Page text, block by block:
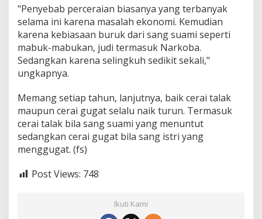
h
u
n
S
e
b
u
m
n
y
a
"Penyebab perceraian biasanya yang terbanyak
selama ini karena masalah ekonomi. Kemudian
karena kebiasaan buruk dari sang suami seperti
mabuk-mabukan, judi termasuk Narkoba.
Sedangkan karena selingkuh sedikit sekali,"
ungkapnya.
Memang setiap tahun, lanjutnya, baik cerai talak
maupun cerai gugat selalu naik turun. Termasuk
cerai talak bila sang suami yang menuntut
sedangkan cerai gugat bila sang istri yang
menggugat. (fs)
Post Views: 748
Ikuti Kami